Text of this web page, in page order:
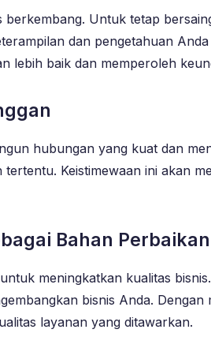
Untuk tetap
dan pengetahuan
lebih baik dan memperoleh
hubungan yang kuat dan
Keistimewaan ini akan
Bahan Perbaikan
meningkatkan kualitas
bisnis Anda.
layanan yang ditawarkan.